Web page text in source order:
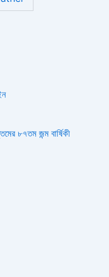
৮৭তম জন্ম বার্ষিকী